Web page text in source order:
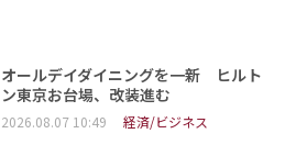
オールデイダイニングを一新 ヒルト
ン東京お台場、改装進む
2026.08.07 10:49 経済/ビジネス